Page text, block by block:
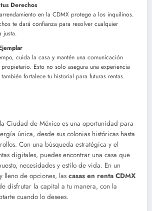
Derechos
en la CDMX protege a los inquilinos.
te dará confianza para resolver cualquier
justa.
cuida la casa y mantén una comunicación
Esto no solo asegura una experiencia
fortalece tu historial para futuras rentas.
Ciudad de México es una oportunidad para
única, desde sus colonias históricas hasta
Con una búsqueda estratégica y el
digitales, puedes encontrar una casa que
necesidades y estilo de vida. En un
lleno de opciones, las casas en renta CDMX
disfrutar la capital a tu manera, con la
cuando lo desees.